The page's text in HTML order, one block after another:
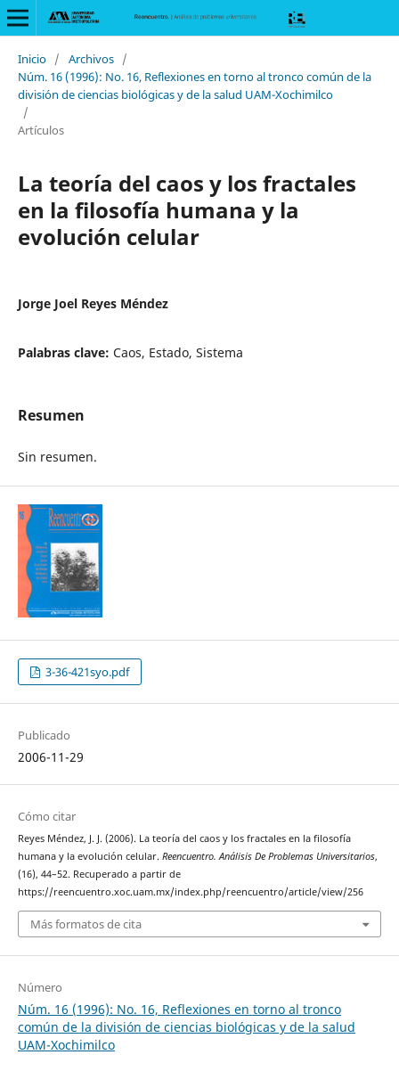
Inicio / Archivos /
Núm. 16 (1996): No. 16, Reflexiones en torno al tronco común de la
división de ciencias biológicas y de la salud UAM-Xochimilco
/
Artículos
La teoría del caos y los fractales
en la filosofía humana y la
evolución celular
Jorge Joel Reyes Méndez
Palabras clave: Caos, Estado, Sistema
Resumen
Sin resumen.
3-36-421syo.pdf
Publicado
2006-11-29
Cómo citar
Reyes Méndez, J. J. (2006). La teoría del caos y los fractales en la filosofía
humana y la evolución celular. Reencuentro. Análisis De Problemas Universitarios,
(16), 44–52. Recuperado a partir de
https://reencuentro.xoc.uam.mx/index.php/reencuentro/article/view/256
Más formatos de cita
Número
Núm. 16 (1996): No. 16, Reflexiones en torno al tronco
común de la división de ciencias biológicas y de la salud
UAM-Xochimilco